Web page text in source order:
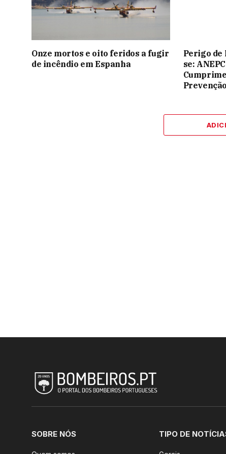
Onze mortos e oito feridos a fugir
de incêndio em Espanha
Perigo de
se:
Prevenção
SOBRE NÓS TIPO DE